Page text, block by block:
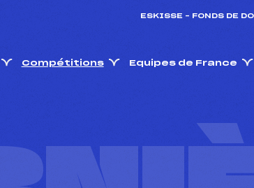
ESKISSE – FONDS DE
Compétitions Equipes de France